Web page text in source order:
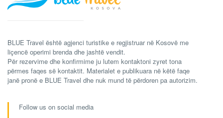
BLUE Travel është agjenci turistike e regjistruar në Kosovë me
liçencë operimi brenda dhe jashtë vendit.
Për rezervime dhe konfirmime ju lutem kontaktoni zyret tona
përmes faqes së kontaktit. Materialet e publikuara në këtë faqe
janë pronë e BLUE Travel dhe nuk mund të përdoren pa autorizim.
Follow us on social media